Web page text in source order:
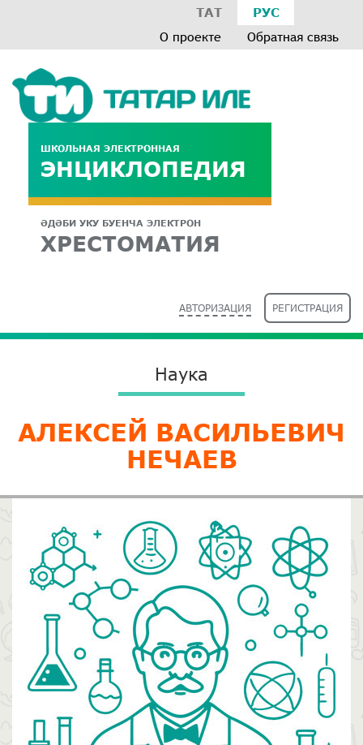
ТАТ РУС
О проекте Обратная связь
ШКОЛЬНАЯ ЭЛЕКТРОННАЯ
ЭНЦИКЛОПЕДИЯ
ӘДӘБИ УКУ БУЕНЧА ЭЛЕКТРОН
ХРЕСТОМАТИЯ
АВТОРИЗАЦИЯ РЕГИСТРАЦИЯ
Наука
АЛЕКСЕЙ ВАСИЛЬЕВИЧ
НЕЧАЕВ